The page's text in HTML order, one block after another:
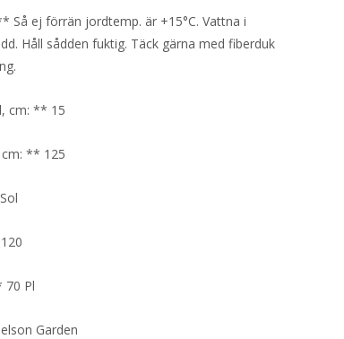
Så ej förrän jordtemp. är +15°C. Vattna i
Håll sådden fuktig. Täck gärna med fiberduk
cm: ** 15
** 125
70 Pl
Garden